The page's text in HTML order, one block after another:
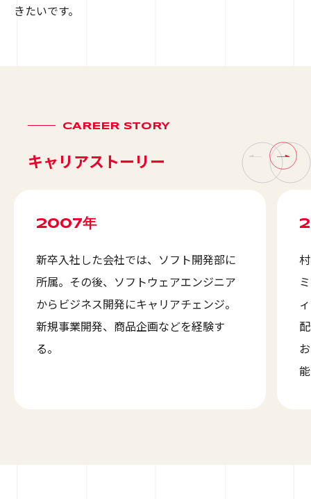
きたいです。
CAREER STORY
キャリアストーリー
2007年
新卒入社した会社では、ソフト開発部に
所属。その後、ソフトウェアエンジニア
からビジネス開発にキャリアチェンジ。
新規事業開発、商品企画などを経験す
る。